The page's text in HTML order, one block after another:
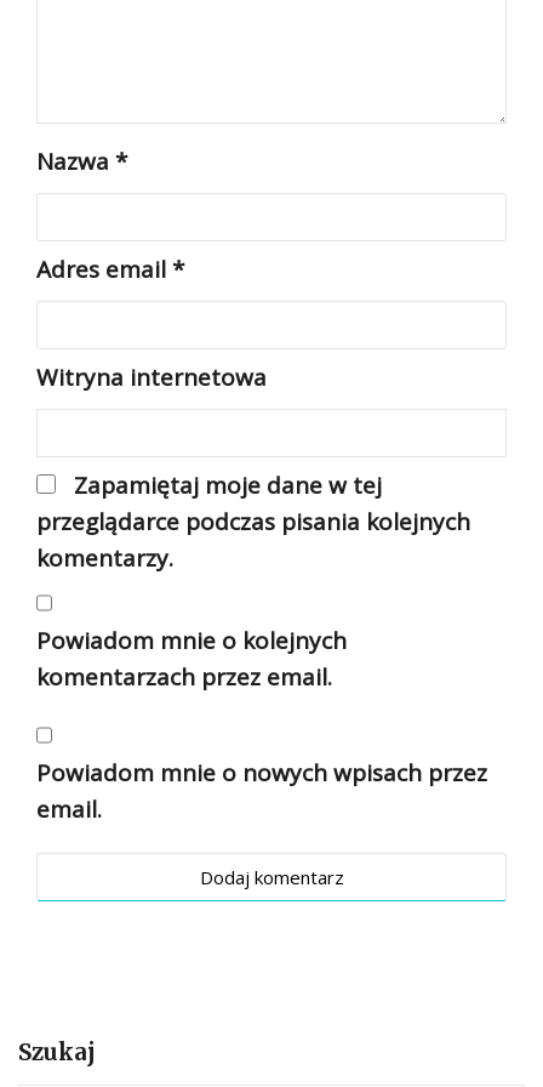
Nazwa *
Adres email*
Witryna internetowa
Zapamiętaj moje dane w tej
przeglądarce podczas pisania kolejnych
komentarzy.
Powiadom mnie o kolejnych
komentarzach przez email.
Powiadom mnie o nowych wpisach przez
email.
Szukaj